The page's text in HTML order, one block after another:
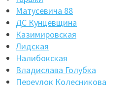
Матусевича 88
ДС Кунцевщина
Казимировская
Лидская
Налибокская
Владислава Голубка
Переулок Колесникова